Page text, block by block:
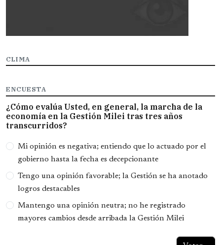
CLIMA
ENCUESTA
¿Cómo evalúa Usted, en general, la marcha de la
economía en la Gestión Milei tras tres años
transcurridos?
Opciones
Mi opinión es negativa; entiendo que lo actuado por el
gobierno hasta la fecha es decepcionante
Tengo una opinión favorable; la Gestión se ha anotado
logros destacables
Mantengo una opinión neutra; no he registrado
mayores cambios desde arribada la Gestión Milei